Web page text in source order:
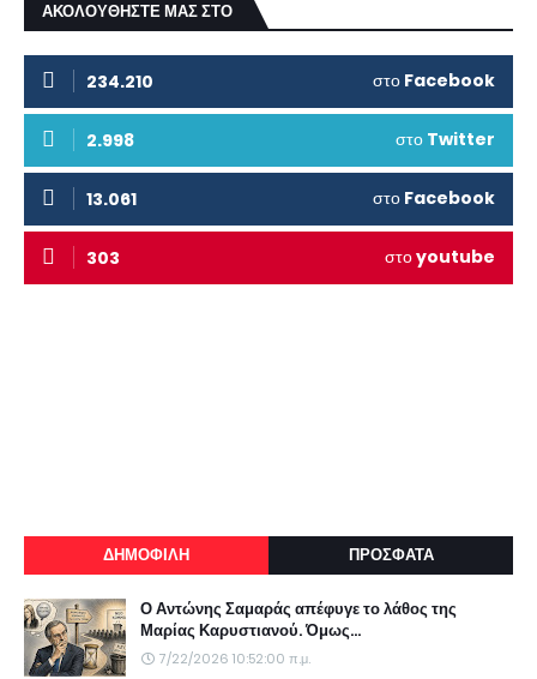
ΑΚΟΛΟΥΘΗΣΤΕ ΜΑΣ ΣΤΟ
234.210 στο Facebook
2.998 στο Twitter
13.061 στο Facebook
303 στοyoutube
ΔΗΜΟΦΙΛΗ ΠΡΟΣΦΑΤΑ
Ο Αντώνης Σαμαράς απέφυγε το λάθος της
Μαρίας Καρυστιανού. Όμως...
7/22/2026 10:52:00 π.μ.